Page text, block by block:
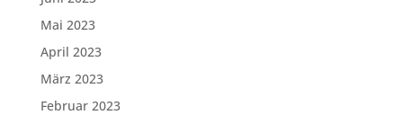
Mai 2023
April 2023
März 2023
Februar 2023